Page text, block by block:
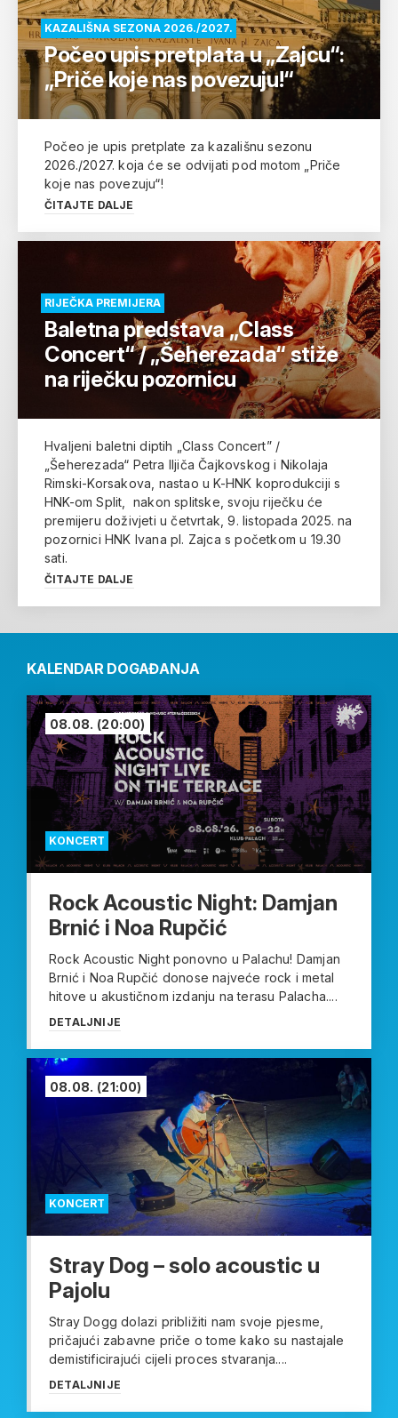
KAZALIŠNA SEZONA 2026./2027.
Počeo upis pretplata u „Zajcu“:
„Priče koje nas povezuju!“
Počeo je upis pretplate za kazališnu sezonu
2026./2027. koja će se odvijati pod motom „Priče
koje nas povezuju“!
ČITAJTE DALJE
RIJEČKA PREMIJERA
Baletna predstava „Class
Concert“ / „Šeherezada“ stiže
na riječku pozornicu
Hvaljeni baletni diptih „Class Concert” /
„Šeherezada“ Petra Iljiča Čajkovskog i Nikolaja
Rimski-Korsakova, nastao u K-HNK koprodukciji s
HNK-om Split, nakon splitske, svoju riječku će
premijeru doživjeti u četvrtak, 9. listopada 2025. na
pozornici HNK Ivana pl. Zajca s početkom u 19.30
sati.
ČITAJTE DALJE
KALENDAR DOGAĐANJA
KONCERT
08.08. (20:00)
Rock Acoustic Night: Damjan
Brnić i Noa Rupčić
Rock Acoustic Night ponovno u Palachu! Damjan
Brnić i Noa Rupčić donose najveće rock i metal
hitove u akustičnom izdanju na terasu Palacha....
DETALJNIJE
KONCERT
08.08. (21:00)
Stray Dog – solo acoustic u
Pajolu
Stray Dogg dolazi približiti nam svoje pjesme,
pričajući zabavne priče o tome kako su nastajale
demistificirajući cijeli proces stvaranja....
DETALJNIJE